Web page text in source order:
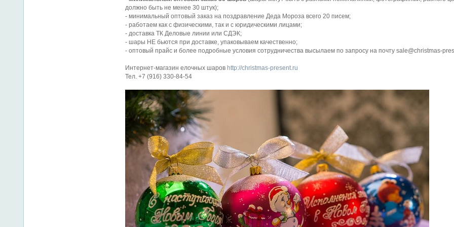
должно быть не менее 30 штук);
- минимальный оптовый заказ на поздравление Деда Мороза всего 20 писем;
- работаем как с физическими, так и с юридическими лицами;
- доставка ТК Деловые линии или СДЭК;
- шары НЕ бьются при доставке, упаковываем качественно;
- оптовый прайс и более подробные условия сотрудничества высылаем по запросу на почту sale@christmas-
Интернет-магазин елочных шаров http://christmas-present.ru
Тел. +7 (916) 330-84-54